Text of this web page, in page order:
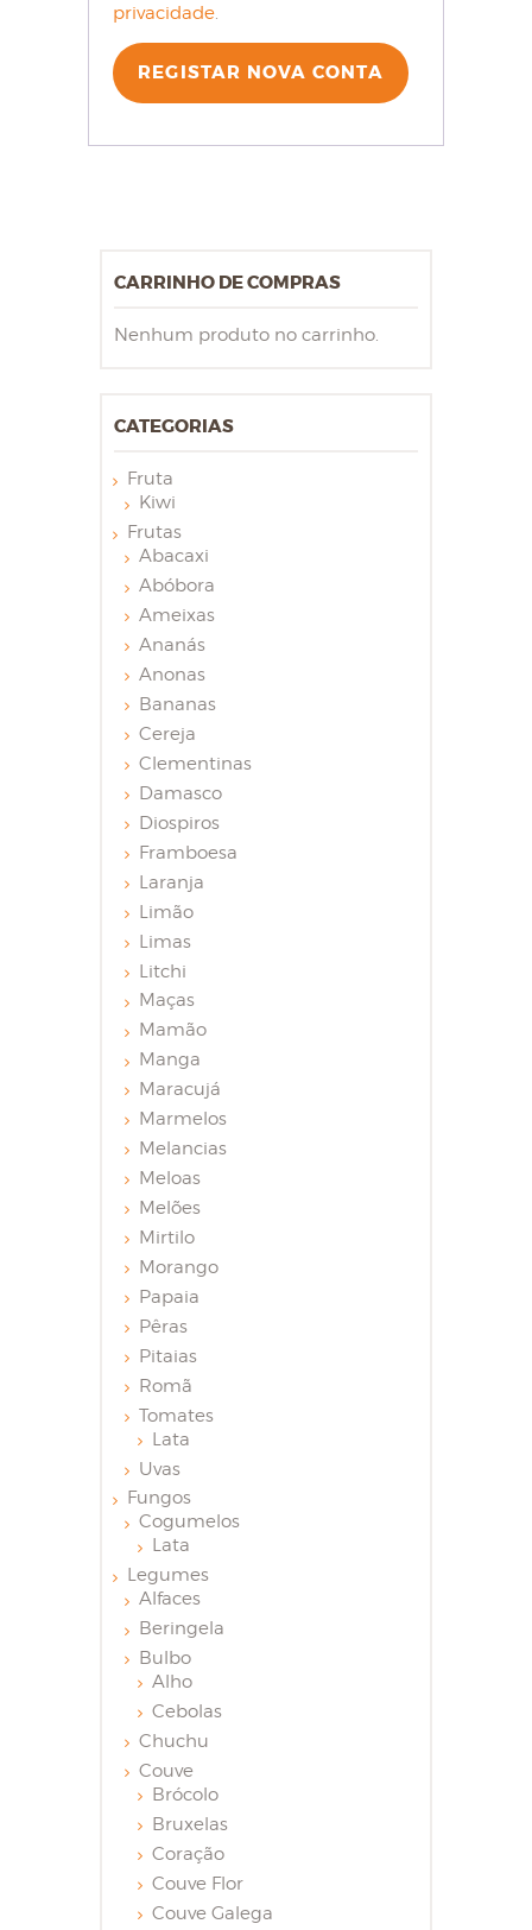
privacidade.
REGISTAR NOVA CONTA
CARRINHO DE COMPRAS
Nenhum produto no carrinho.
CATEGORIAS
Fruta
Kiwi
Frutas
Abacaxi
Abóbora
Ameixas
Ananás
Anonas
Bananas
Cereja
Clementinas
Damasco
Diospiros
Framboesa
Laranja
Limão
Limas
Litchi
Maças
Mamão
Manga
Maracujá
Marmelos
Melancias
Meloas
Melões
Mirtilo
Morango
Papaia
Pêras
Pitaias
Romã
Tomates
Lata
Uvas
Fungos
Cogumelos
Lata
Legumes
Alfaces
Beringela
Bulbo
Alho
Cebolas
Chuchu
Couve
Brócolo
Bruxelas
Coração
Couve Flor
Couve Galega